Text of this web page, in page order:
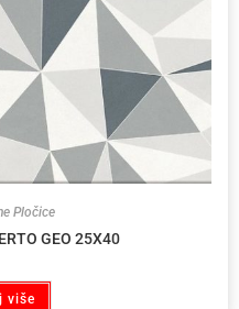
Pločice
GEO 25X40
više